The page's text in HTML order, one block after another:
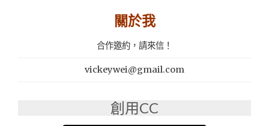
必
關於我
合作邀約，請來信！
vickeywei@gmail.com
創用CC